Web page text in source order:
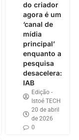
do criador
agora é um
‘canal de
mídia
principal’
enquanto a
pesquisa
desacelera:
IAB
Edição -
Istoé TECH
20 de abril
de 2026
0